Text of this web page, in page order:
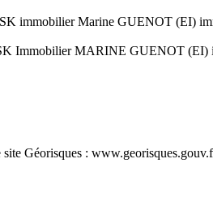
immobilier Marine GUENOT (EI)
Immobilier MARINE GUENOT
Géorisques :